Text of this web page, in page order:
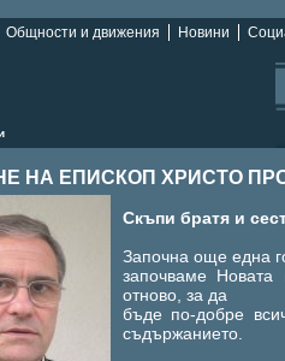
Общности и движения Новини
НА ЕПИСКОП ХРИСТО
Скъпи братя и
Започна още една
започваме
отново, за да
бъде по-добре
съдържанието.